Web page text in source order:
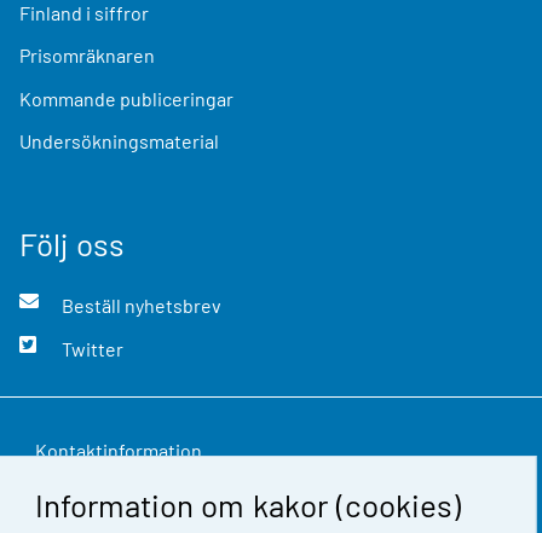
Information om kakor (cookies)
Finland i siffror
Prisomräknaren
Kommande publiceringar
Undersökningsmaterial
Följ oss
Beställ nyhetsbrev
Twitter
Kontaktinformation
Respons